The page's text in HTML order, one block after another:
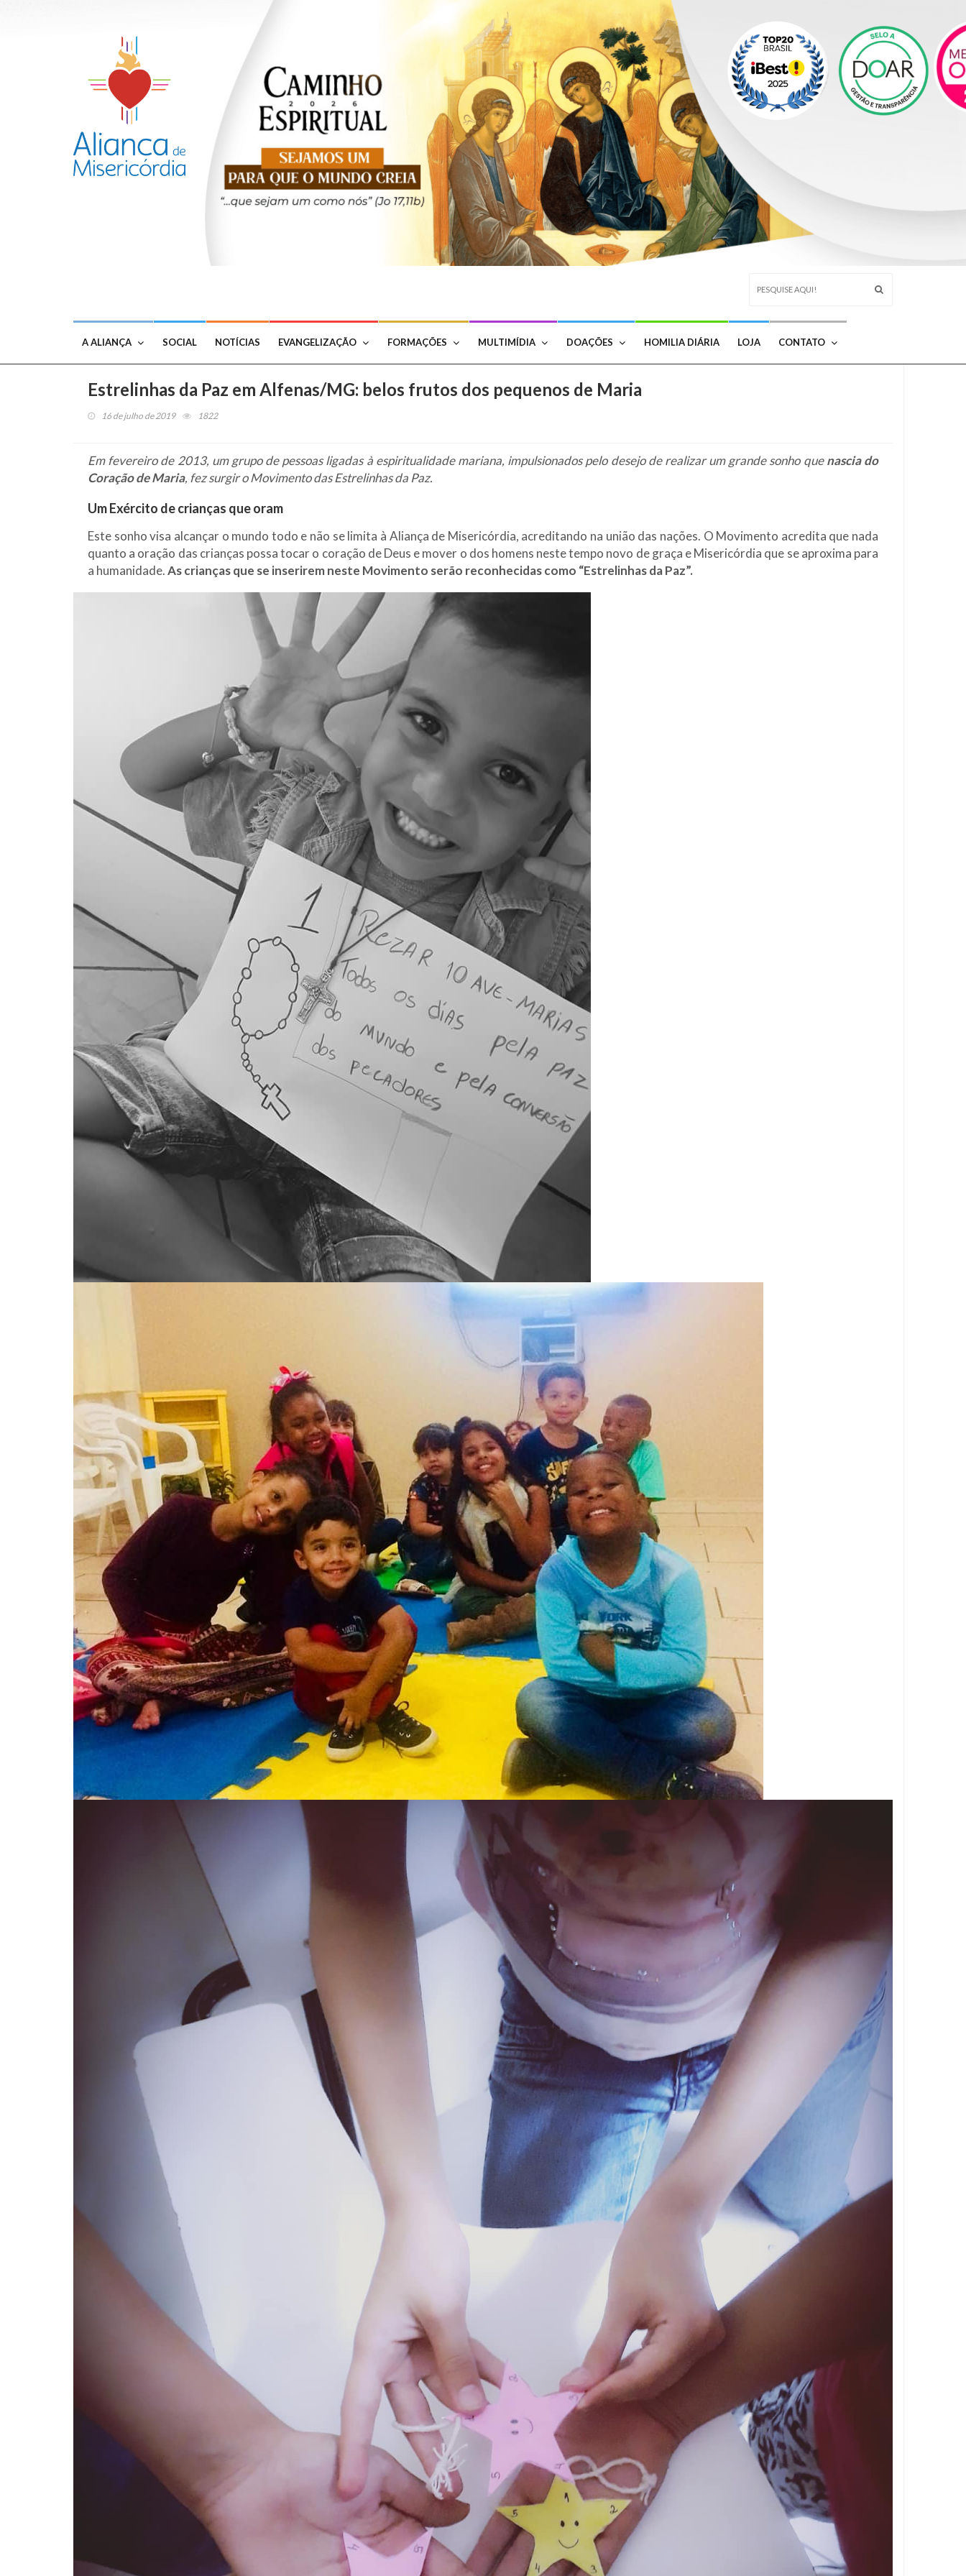
A ALIANÇA SOCIAL NOTÍCIAS EVANGELIZAÇÃO FORMAÇÕES MULTIMÍDIA DOAÇÕES HOMILIA DIÁRIA LOJA CONTATO
Estrelinhas da Paz em Alfenas/MG: belos frutos dos pequenos de Maria
16 de julho de 2019 1822
Em fevereiro de 2013, um grupo de pessoas ligadas à espiritualidade mariana, impulsionados pelo desejo de realizar um grande sonho quenascia do
Coração de Maria, fez surgir o Movimento das Estrelinhas da Paz.
Um Exército de crianças que oram
Este sonho visa alcançar o mundo todo e não se limita à Aliança de Misericórdia, acreditando na união das nações. O Movimento acredita que nada
quanto a oração das crianças possa tocar o coração de Deus e mover o dos homens neste tempo novo de graça e Misericórdia que se aproxima para
a humanidade.As crianças que se inserirem neste Movimento serão reconhecidas como “Estrelinhas da Paz”.